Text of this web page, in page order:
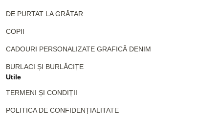
DE PURTAT LA GRĂTAR
COPII
CADOURI PERSONALIZATE GRAFICĂ DENIM
BURLACI ȘI BURLĂCIȚE
Utile
TERMENI ȘI CONDIȚII
POLITICA DE CONFIDENȚIALITATE